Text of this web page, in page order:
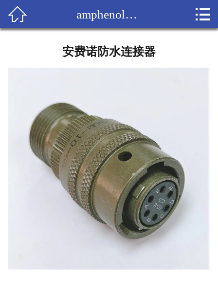
人才招聘
联系我们
客户留言
技术支持
 amphenol防水连接器 
安费诺防水连接器